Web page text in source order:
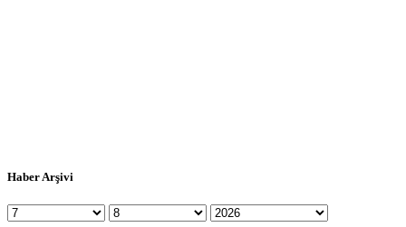
Haber Arşivi